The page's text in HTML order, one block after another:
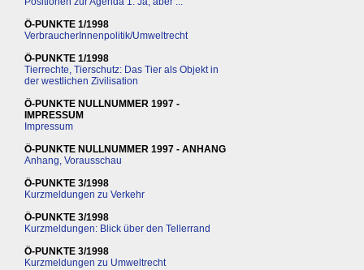
Ö-PUNKTE 1/1998
VerbraucherInnenpolitik/Umweltrecht
Ö-PUNKTE 1/1998
Tierrechte, Tierschutz: Das Tier als Objekt in
der westlichen Zivilisation
Ö-PUNKTE NULLNUMMER 1997 -
IMPRESSUM
Impressum
Ö-PUNKTE NULLNUMMER 1997 - ANHANG
Anhang, Vorausschau
Ö-PUNKTE 3/1998
Kurzmeldungen zu Verkehr
Ö-PUNKTE 3/1998
Kurzmeldungen: Blick über den Tellerrand
Ö-PUNKTE 3/1998
Kurzmeldungen zu Umweltrecht